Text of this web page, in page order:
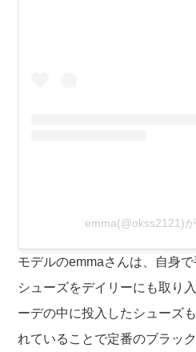
emma(@okss2121)
モデルのemmaさんは、自身
シューズをデイリーにも取り
ーデの中に投入したシューズ
れていることで定番のブラッ